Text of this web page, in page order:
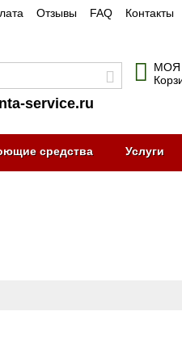
Отзывы FAQ Контакты
service.ru
МОЯ
средства Услуги